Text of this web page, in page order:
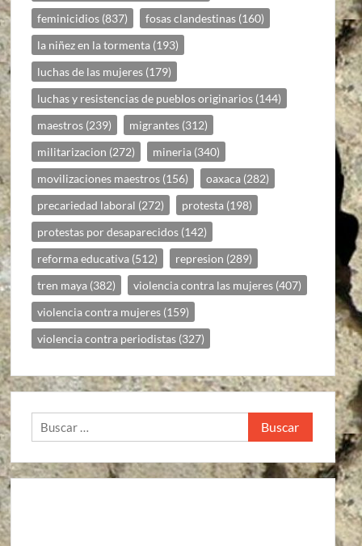
feminicidios (837) fosas clandestinas (160)
la niñez en la tormenta (193)
luchas de las mujeres (179)
luchas y resistencias de pueblos originarios (144)
maestros (239) migrantes (312)
militarizacion (272) mineria (340)
movilizaciones maestros (156) oaxaca (282)
precariedad laboral (272) protesta (198)
protestas por desaparecidos (142)
reforma educativa (512) represion (289)
tren maya (382) violencia contra las mujeres (407)
violencia contra mujeres (159)
violencia contra periodistas (327)
Buscar: